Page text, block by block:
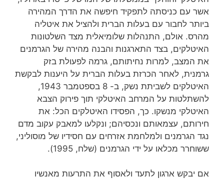
אשר עם כניסתה לתפקיד חיפשה את הדרך המהירה
ביותר לחבור עם בעלות הברית ולהציל את איטליה
מהרס. אולם, התנהלות שלומיאלית מצד השלטונות
האיטלקים, בצד התארגנות והבנה מהירה של הגרמנים
את המצב, למרות נחיתותם, גרמה לפעולת בזק
גרמנית, לאחר הכרזת בעלות הברית על היענות לבקשת
האיטלקים לשביתת נשק, ב- 8 בספטמבר 1943,
להשתלטות על המרחב האיטלקי תוך פירוק הצבא
האיטלקי מנשקו. כך, הפסידו האיטלקים הכל: את
חירותם, עצמאותם ונכסיהם; ונקלעו למאבק עקוב מדם
נגד הגרמנים ולמלחמת אזרחים עם חסידיו של מוסוליני,
ששוחרר מכלאו על ידי הגרמנים (שלח, 1995).
אם יבקש ארגון לתעד ולאסוף את התרעות מאנשיו